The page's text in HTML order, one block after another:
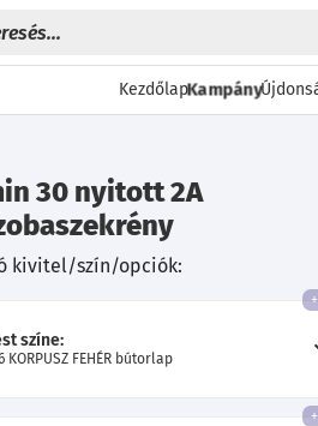
KezdőlapKampány
30 nyitott 2A
kivitel/szín/opciók:
színe:
KORPUSZ FEHÉR bútorlap